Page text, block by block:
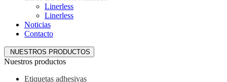
Linerless
Linerless
Noticias
Contacto
NUESTROS PRODUCTOS
Nuestros productos
Etiquetas adhesivas